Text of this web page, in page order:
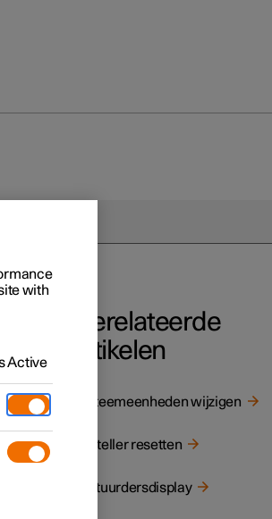
alle aard
Gerelateerde
artikelen
Systeemeenheden wijzigen
Dagteller resetten
Bestuurdersdisplay
with
Active